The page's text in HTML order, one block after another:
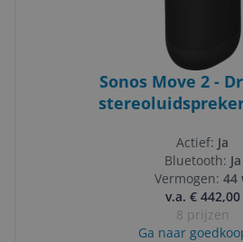
Sonos Move 2 -
Actief: Ja
Bluetooth: Ja
Vermogen: 44
v.a. € 442,00
8 prijzen
Ga naar